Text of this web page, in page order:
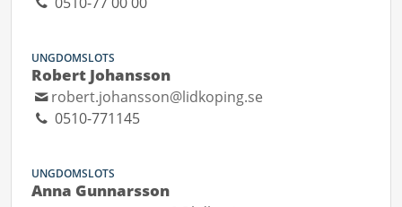
UNGDOMSLOTS
Robert Johansson
robert.johansson@lidkoping.se
0510-771145
UNGDOMSLOTS
Anna Gunnarsson